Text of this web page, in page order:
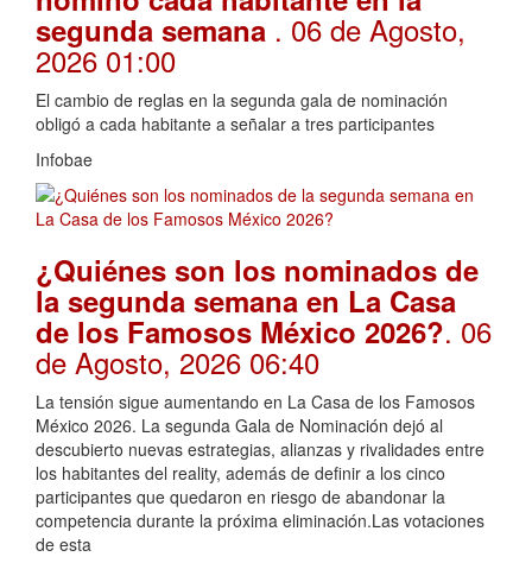
segunda semana . 06 de Agosto,
2026 01:00
El cambio de reglas en la segunda gala de nominación
obligó a cada habitante a señalar a tres participantes
Infobae
¿Quiénes son los nominados de
la segunda semana en La Casa
de los Famosos México 2026?. 06
de Agosto, 2026 06:40
La tensión sigue aumentando en La Casa de los Famosos
México 2026. La segunda Gala de Nominación dejó al
descubierto nuevas estrategias, alianzas y rivalidades entre
los habitantes del reality, además de definir a los cinco
participantes que quedaron en riesgo de abandonar la
competencia durante la próxima eliminación.Las votaciones
de esta